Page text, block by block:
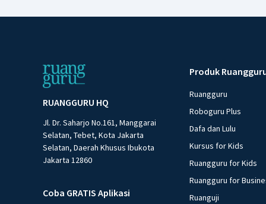
RUANGGURU HQ
Jl. Dr. Saharjo No.161, Manggarai
Selatan, Tebet, Kota Jakarta
Selatan, Daerah Khusus Ibukota
Jakarta 12860
Coba GRATIS Aplikasi
Produk
Ruangguru
Roboguru Plus
Dafa dan Lulu
Kursus for Kids
Ruangguru for Kids
Ruangguru for
Ruanguji